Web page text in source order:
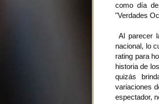
como día
"Verdades
Al parecer
nacional, lo
rating para
historia de
quizás
variaciones
espectador,